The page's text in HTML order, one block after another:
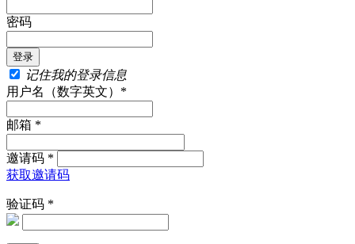
密码
记住我的登录信息
用户名（数字英文）*
邮箱 *
邀请码 *
获取邀请码
验证码 *